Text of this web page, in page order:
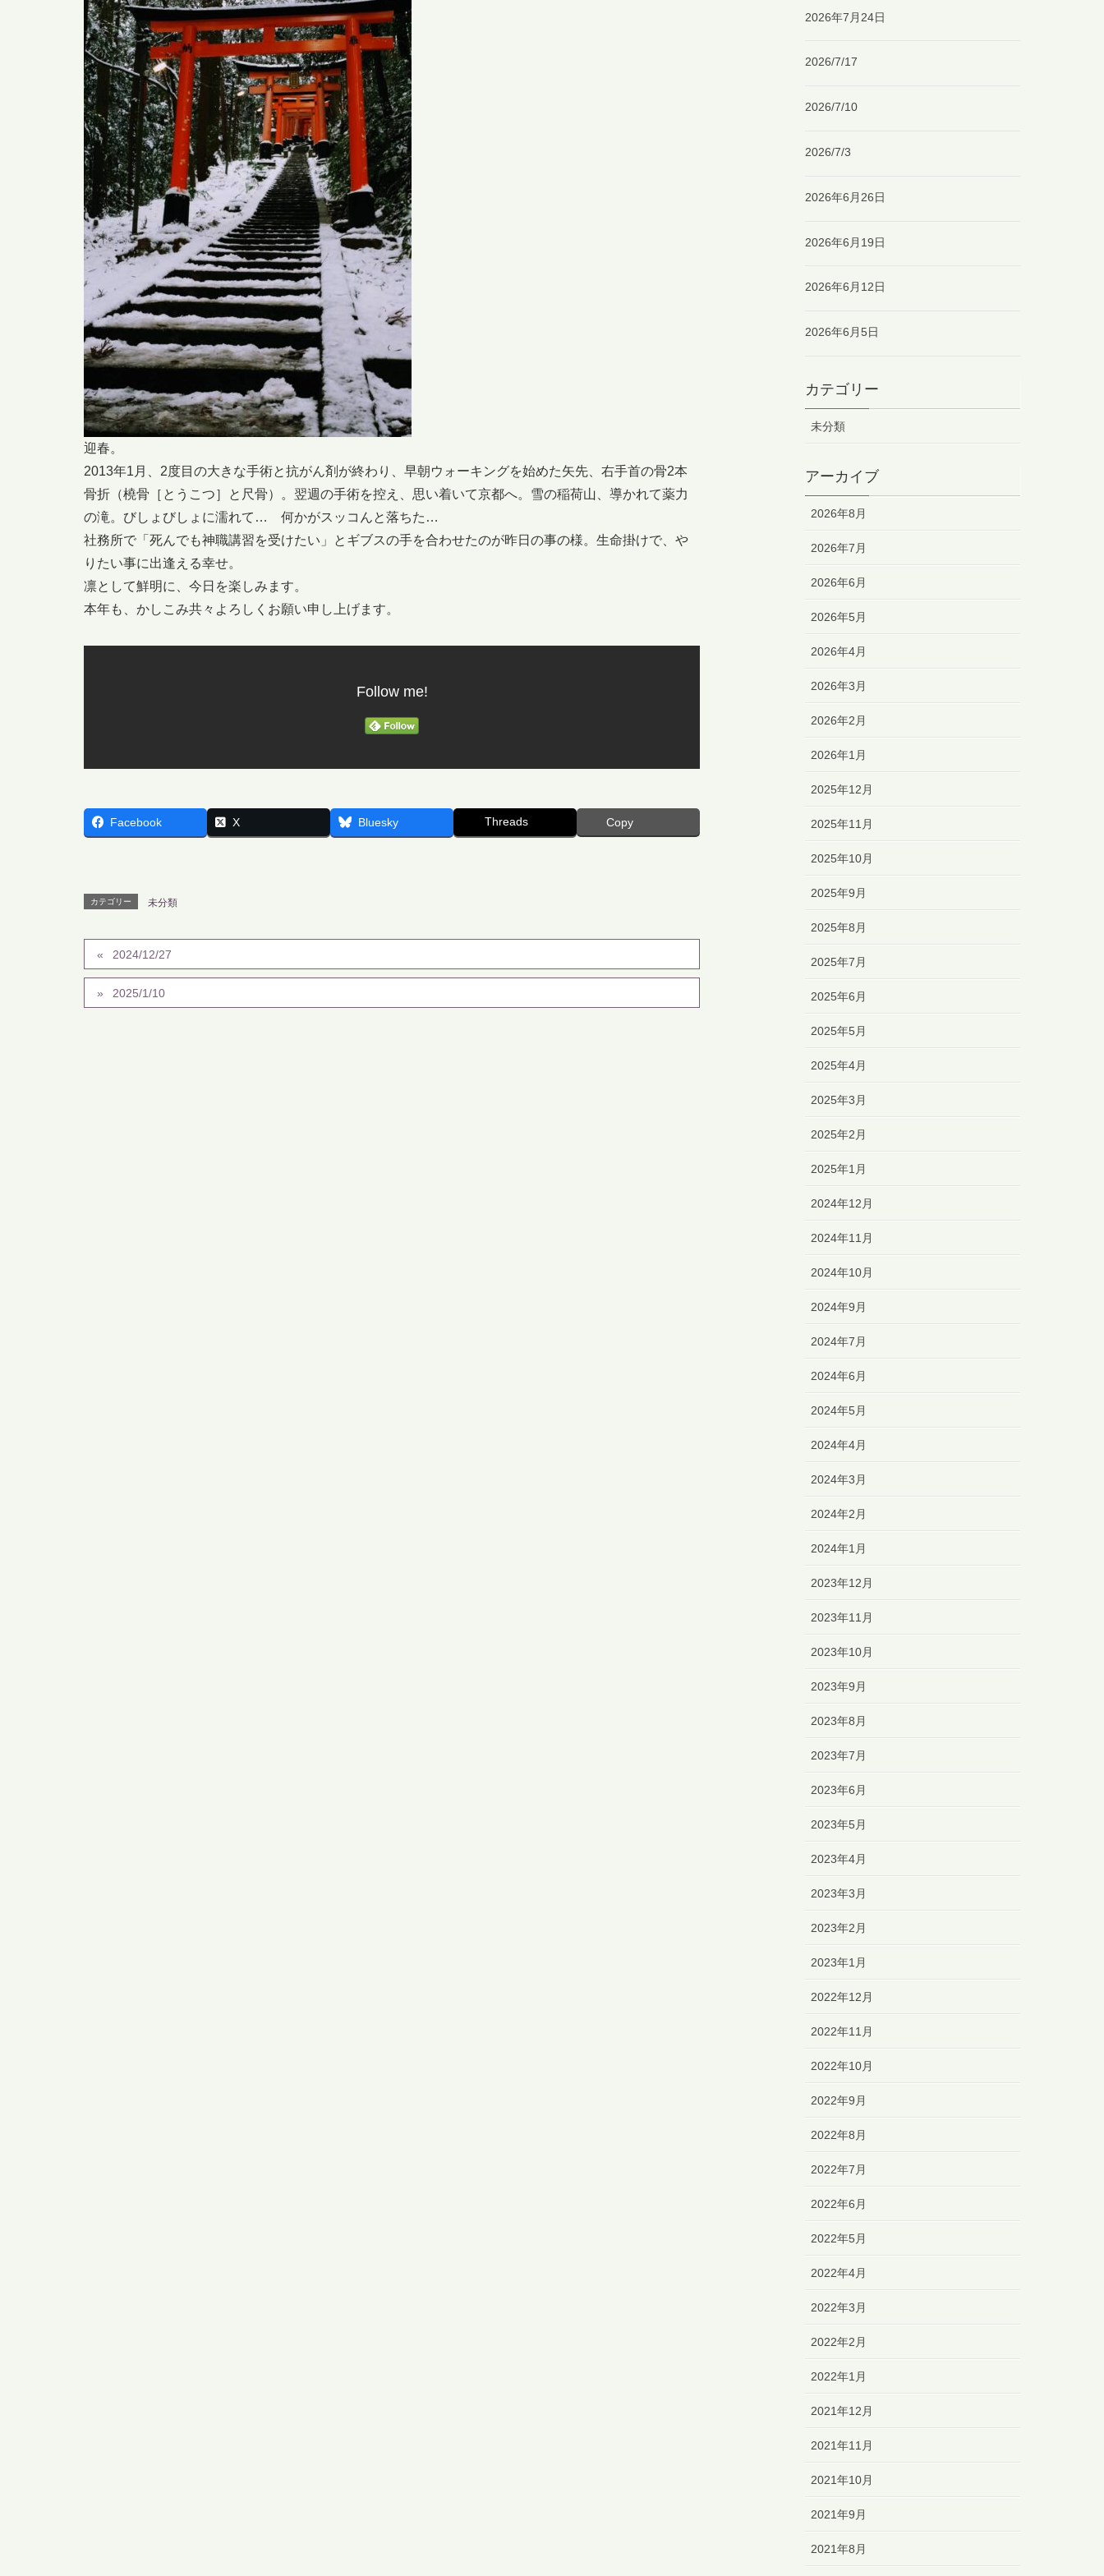
迎春。
2013年1月、2度目の大きな手術と抗がん剤が終わり、早朝ウォーキングを始めた矢先、右手首の骨2本
骨折（橈骨［とうこつ］と尺骨）。翌週の手術を控え、思い着いて京都へ。雪の稲荷山、導かれて薬力
の滝。びしょびしょに濡れて… 何かがスッコんと落ちた…
社務所で「死んでも神職講習を受けたい」とギブスの手を合わせたのが昨日の事の様。生命掛けで、や
りたい事に出逢える幸せ。
凛として鮮明に、今日を楽しみます。
本年も、かしこみ共々よろしくお願い申し上げます。
Follow me!
Facebook X Bluesky Threads Copy
カテゴリー 未分類
2024/12/27
2025/1/10
2026年7月24日
2026/7/17
2026/7/10
2026/7/3
2026年6月26日
2026年6月19日
2026年6月12日
2026年6月5日
カテゴリー
未分類
アーカイブ
2026年8月
2026年7月
2026年6月
2026年5月
2026年4月
2026年3月
2026年2月
2026年1月
2025年12月
2025年11月
2025年10月
2025年9月
2025年8月
2025年7月
2025年6月
2025年5月
2025年4月
2025年3月
2025年2月
2025年1月
2024年12月
2024年11月
2024年10月
2024年9月
2024年7月
2024年6月
2024年5月
2024年4月
2024年3月
2024年2月
2024年1月
2023年12月
2023年11月
2023年10月
2023年9月
2023年8月
2023年7月
2023年6月
2023年5月
2023年4月
2023年3月
2023年2月
2023年1月
2022年12月
2022年11月
2022年10月
2022年9月
2022年8月
2022年7月
2022年6月
2022年5月
2022年4月
2022年3月
2022年2月
2022年1月
2021年12月
2021年11月
2021年10月
2021年9月
2021年8月